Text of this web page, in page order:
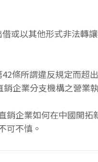
或以其他形式非法
條所謂違反規定而
企業分支機構之營業
企業如何在中國開
可不慎。